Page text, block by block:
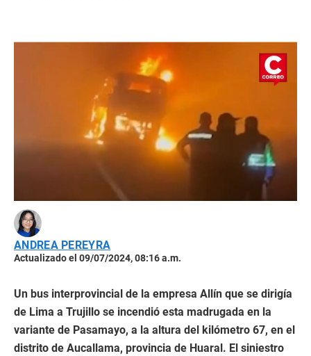
ANDREA PEREYRA
Actualizado el 09/07/2024, 08:16 a.m.
Un bus interprovincial de la empresa Allín que se dirigía
de Lima a Trujillo se incendió esta madrugada en la
variante de Pasamayo, a la altura del kilómetro 67, en el
distrito de Aucallama, provincia de Huaral. El siniestro